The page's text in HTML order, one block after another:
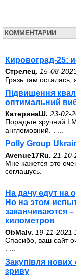
КОММЕНТАРИИ
Кировоград-25:
Стрелец. 15-08-
Грязь там
Підвищення
оптимальний
КатеринаШ. 23-02-
Порадьте зручний
англомовний. . ...
Polly Group
Avenue17Ru. 21-10-
Мне кажется это
соглашусь.
На дачу едут на
Но на этом
заканчиваются
километров
ОbMalv. 19-11-2021
Спасибо, ваш сайт
Закупівля нових
зриву